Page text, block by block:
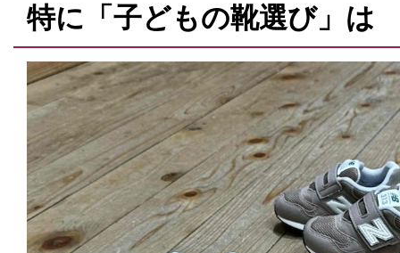
特に「子どもの靴選び」は